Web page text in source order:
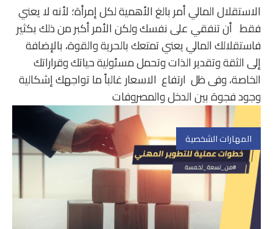
الاستقلال المالي أمر بالغ الأهمية لكل إمرأة؛ لأنه لا يعني
فقط أن تنفقي على نفسك ولكن الأمر أكبر من ذلك بكثير
فاستقلالك المالي يعني تمتعك بالحرية والقوة، بالإضافة
إلى الثقة وتقدير الذات وتحمل مسئولية حياتك وقراراتك
الخاصة، وفى ظل ارتفاع الاسعار غالباً ما تواجهك إشكالية
وجود فجوة بين الدخل والمصروفات
المهارات الشخصية